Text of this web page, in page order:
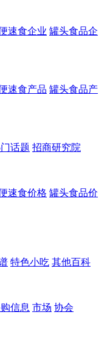
速食企业 罐头食品企
速食产品 罐头食品产
话题 招商研究院
速食价格 罐头食品价
特色小吃 其他百科
信息 市场 协会